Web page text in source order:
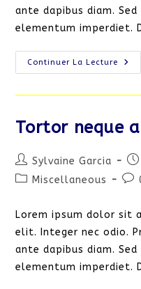
ante dapibus diam.
elementum imperdiet.
Continuer La Lecture
Libro
Tortor neque
Auteur/autrice
de
Sylvaine Garcia
PostMiscellaneous
la
Lorem ipsum dolor sit
elit. Integer nec odio.
ante dapibus diam.
elementum imperdiet.